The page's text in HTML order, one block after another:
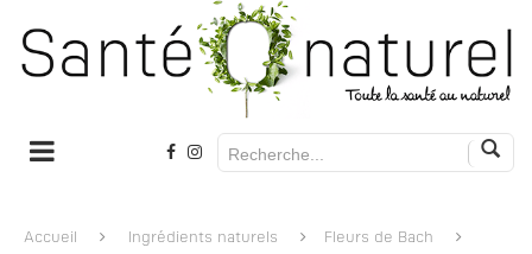
Accueil Ingrédients naturels
Fleurs de Bach